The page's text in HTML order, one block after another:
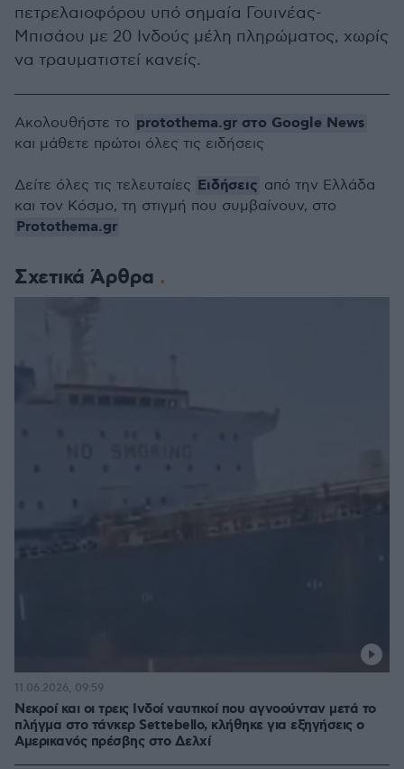
πετρελαιοφόρου υπό σημαία Γουινέας-
Μπισάου με 20 Ινδούς μέλη πληρώματος, χωρίς
να τραυματιστεί κανείς.
Σχετικά Άρθρα
Νεκροί και οι τρεις Ινδοί ναυτικοί που αγνοούνταν μετά το
πλήγμα στο τάνκερ Settebello, κλήθηκε για εξηγήσεις ο
Αμερικανός πρέσβης στο Δελχί
11.06.2026, 09:59
Ακολουθήστε το protothema.gr στο Google News
και μάθετε πρώτοι όλες τις ειδήσεις
Δείτε όλες τις τελευταίες Ειδήσεις από την Ελλάδα
και τον Κόσμο, τη στιγμή που συμβαίνουν, στο
Protothema.gr